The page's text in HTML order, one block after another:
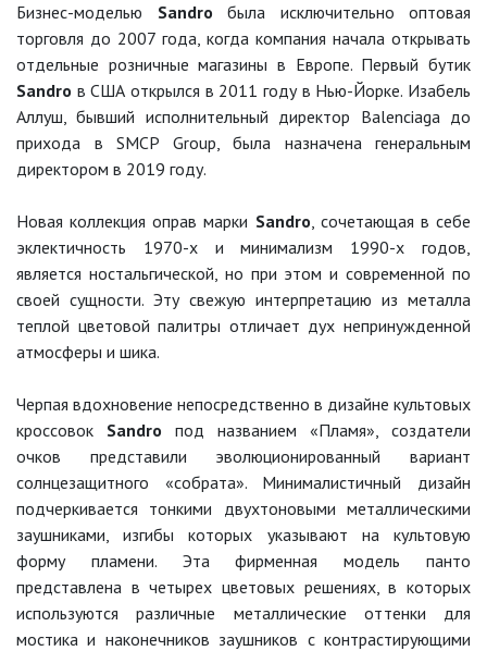
Бизнес-моделью Sandro была исключительно оптовая
торговля до 2007 года, когда компания начала открывать
отдельные розничные магазины в Европе. Первый бутик
Sandro в США открылся в 2011 году в Нью-Йорке. Изабель
Аллуш, бывший исполнительный директор Balenciaga до
прихода в SMCP Group, была назначена генеральным
директором в 2019 году.
Новая коллекция оправ марки Sandro, сочетающая в себе
эклектичность 1970-х и минимализм 1990-х годов,
является ностальгической, но при этом и современной по
своей сущности. Эту свежую интерпретацию из металла
теплой цветовой палитры отличает дух непринужденной
атмосферы и шика.
Черпая вдохновение непосредственно в дизайне культовых
кроссовок Sandro под названием «Пламя», создатели
очков представили эволюционированный вариант
солнцезащитного «собрата». Минималистичный дизайн
подчеркивается тонкими двухтоновыми металлическими
заушниками, изгибы которых указывают на культовую
форму пламени. Эта фирменная модель панто
представлена в четырех цветовых решениях, в которых
используются различные металлические оттенки для
мостика и наконечников заушников с контрастирующими